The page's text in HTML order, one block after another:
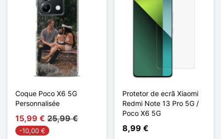
Coque Poco X6 5G
Personnalisée
15,99 € 25,99 €
-10,00 €
Protetor de ecrã Xiaomi
Redmi Note 13 Pro 5G /
Poco X6 5G
8,99 €